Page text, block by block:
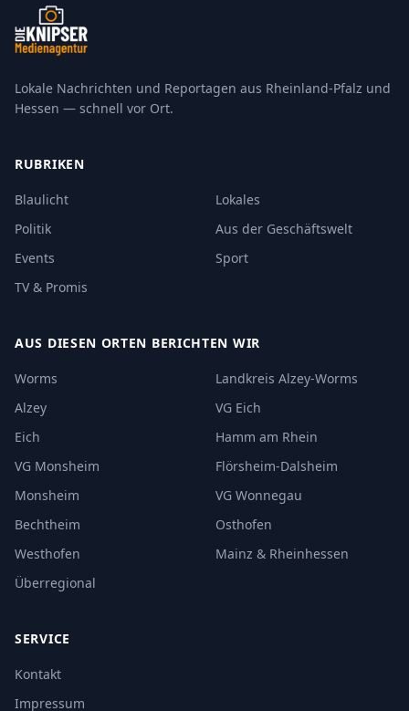
Lokale Nachrichten und Reportagen aus Rheinland-Pfalz und
Hessen — schnell vor Ort.
RUBRIKEN
Blaulicht
Lokales
Politik
Aus der Geschäftswelt
Events
Sport
TV & Promis
AUS DIESEN ORTEN BERICHTEN WIR
Worms
Landkreis Alzey-Worms
Alzey
VG Eich
Eich
Hamm am Rhein
VG Monsheim
Flörsheim-Dalsheim
Monsheim
VG Wonnegau
Bechtheim
Osthofen
Westhofen
Mainz & Rheinhessen
Überregional
SERVICE
Kontakt
Impressum